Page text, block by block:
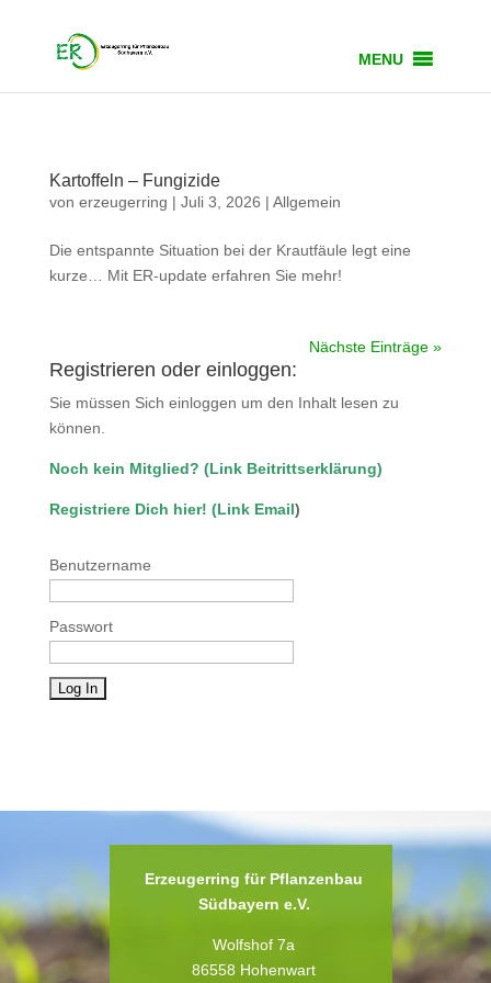
MENU
Kartoffeln – Fungizide
von erzeugerring | Juli 3, 2026 | Allgemein
Die entspannte Situation bei der Krautfäule legt eine
kurze… Mit ER-update erfahren Sie mehr!
Nächste Einträge »
Registrieren oder einloggen:
Sie müssen Sich einloggen um den Inhalt lesen zu
können.
Noch kein Mitglied? (Link Beitrittserklärung)
Registriere Dich hier! (Link Email)
Benutzername
Passwort
Erzeugerring für Pflanzenbau
Südbayern e.V.
Wolfshof 7a
86558 Hohenwart